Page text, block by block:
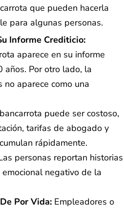
que pueden hacerla
para algunas personas.
Informe Crediticio:
aparece en su informe
años. Por otro lado, la
aparece como una
puede ser costoso,
tarifas de abogado y
rápidamente.
personas reportan historias
negativo de la
Por Vida: Empleadores o